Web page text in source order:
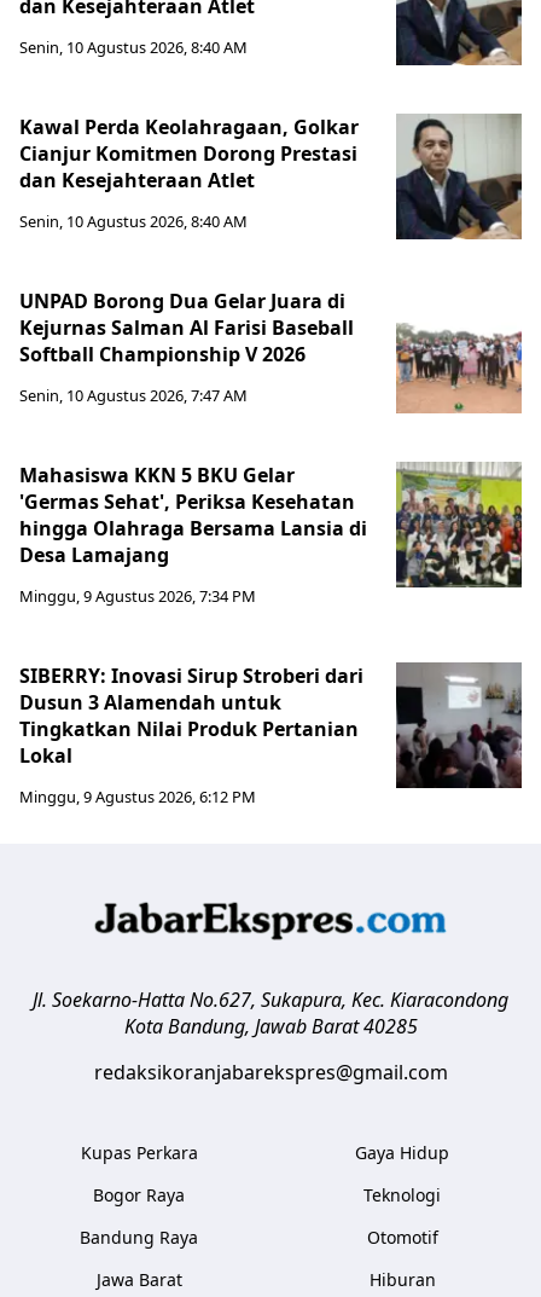
dan Kesejahteraan Atlet
Senin, 10 Agustus 2026, 8:40 AM
Kawal Perda Keolahragaan, Golkar
Cianjur Komitmen Dorong Prestasi
dan Kesejahteraan Atlet
Senin, 10 Agustus 2026, 8:40 AM
UNPAD Borong Dua Gelar Juara di
Kejurnas Salman Al Farisi Baseball
Softball Championship V 2026
Senin, 10 Agustus 2026, 7:47 AM
Mahasiswa KKN 5 BKU Gelar
'Germas Sehat', Periksa Kesehatan
hingga Olahraga Bersama Lansia di
Desa Lamajang
Minggu, 9 Agustus 2026, 7:34 PM
SIBERRY: Inovasi Sirup Stroberi dari
Dusun 3 Alamendah untuk
Tingkatkan Nilai Produk Pertanian
Lokal
Minggu, 9 Agustus 2026, 6:12 PM
Jl. Soekarno-Hatta No.627, Sukapura, Kec. Kiaracondong
Kota Bandung, Jawab Barat 40285
redaksikoranjabarekspres@gmail.com
Kupas Perkara
Bogor Raya
Bandung Raya
Jawa Barat
Gaya Hidup
Teknologi
Otomotif
Hiburan